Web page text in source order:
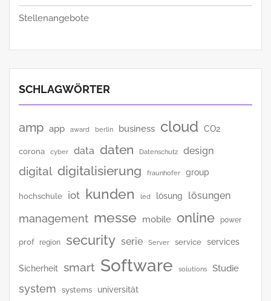
Stellenangebote
SCHLAGWÖRTER
amp app award berlin business cloud CO2
corona cyber data daten Datenschutz design
digital digitalisierung fraunhofer group
hochschule iot kunden led lösung lösungen
management messe mobile online power
prof region security serie Server service services
Sicherheit smart Software solutions Studie
system systems universität